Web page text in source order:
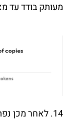
מעותק בודד עד
14. לאחר מכן